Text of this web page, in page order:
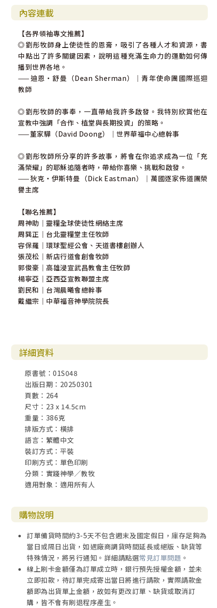
22 看得見的榮耀—Shekinah Glory 神榮耀的居所
彤步行動｜建造會堂練習題
結語 為神預備道路
內容連載
【各界領袖專文推薦】
◎劉彤牧師身上使徒性的恩膏，吸引了各種人才和資源，書
中點出了許多關鍵因素，說明這種充滿生命力的運動如何傳
播到世界各地。
——迪恩‧舒曼（Dean Sherman）｜青年使命團國際巡迴
教師
◎劉彤牧師的事奉，一直帶給我許多啟發。我特別欣賞他在
宣教中強調「合作、植堂與長期投資」的策略。
——董家驊（David Doong）｜世界華福中心總幹事
◎劉彤牧師所分享的許多故事，將會在你追求成為一位「充
滿榮耀」的耶穌追隨者時，帶給你喜樂、挑戰和啟發。
——狄克‧伊斯特曼（Dick Eastman）｜萬國逐家佈道團榮
譽主席
【聯名推薦】
周神助｜靈糧全球使徒性網絡主席
周巽正｜台北靈糧堂主任牧師
容保羅｜環球聖經公會、天道書樓創辦人
張茂松｜新店行道會創會牧師
郭俊豪｜高雄浸宣武昌教會主任牧師
楊寧亞｜亞西亞宣教聯盟主席
劉民和｜台灣晨曦會總幹事
戴繼宗｜中華福音神學院院長
詳細資料
原書號：01S048
出版日期：20250301
頁數：264
尺寸：23 x 14.5cm
重量：386克
排版方式：橫排
語言：繁體中文
裝訂方式：平裝
印刷方式：單色印刷
分類：實踐神學／教牧
適用對象：適用所有人
購物說明
訂單備貨時間約3-5天不包含週末及國定假日，庫存足夠為
當日或隔日出貨，如遇廠商調貨時間延長或絕版、缺貨等
特殊情況，將另行通知。詳細請點選常見訂單問題 。
線上刷卡金額僅為訂單成立時，銀行預先授權金額，並未
立即扣款，待訂單完成寄出當日將進行請款，實際請款金
額即為出貨單上金額，故如有更改訂單、缺貨或取消訂
購，皆不會有刷退程序產生。